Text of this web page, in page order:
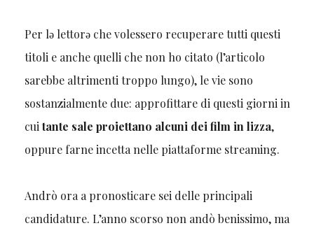
Per lǝ lettorǝ che volessero recuperare tutti questi
titoli e anche quelli che non ho citato (l’articolo
sarebbe altrimenti troppo lungo), le vie sono
sostanzialmente due: approfittare di questi giorni in
cuitante sale proiettano alcuni dei film in lizza,
oppure farne incetta nelle piattaforme streaming.
Andrò ora a pronosticare sei delle principali
candidature. L’anno scorso non andò benissimo, ma